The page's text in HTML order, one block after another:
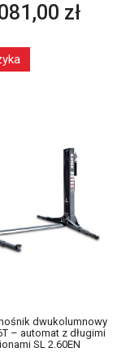
zł
dwukolumnowy
– automat z długimi
SL 2.60EN